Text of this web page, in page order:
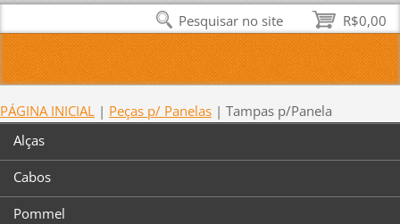
PÁGINA INICIAL | Peças p/ Panelas | Tampas p/Panela
Alças
Cabos
Pommel
R$0,00
Pesquisar no site